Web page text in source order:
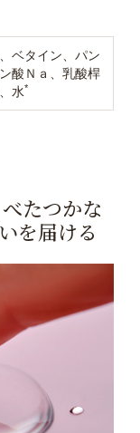
ベタイン、パン
酸Ｎａ、乳酸桿
水*
たつかな
を届ける